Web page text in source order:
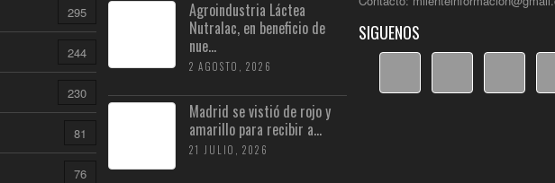
295
244
230
81
76
Agroindustria Láctea
Nutralac, en beneficio de
nue...
2 AGOSTO, 2026
Madrid se vistió de rojo y
amarillo para recibir a...
21 JULIO, 2026
SIGUENOS